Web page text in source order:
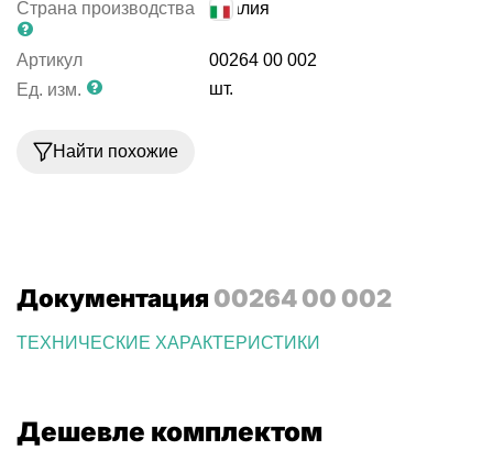
Страна производства Италия
Артикул
00264 00 002
Ед. изм.
шт.
Найти похожие
Документация 00264 00 002
ТЕХНИЧЕСКИЕ ХАРАКТЕРИСТИКИ
Дешевле комплектом